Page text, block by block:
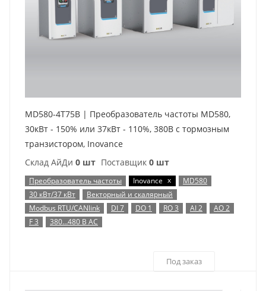
MD580-4T75B | Преобразователь частоты MD580,
30кВт - 150% или 37кВт - 110%, 380В с тормозным
транзистором, Inovance
Склад АйДи 0 шт Поставщик 0 шт
Преобразователь частоты Inovance x
MD580
30 кВт/37 кВт
Векторный и скалярный
Modbus RTU/CANlink
DI 7 DO 1 RO 3 AI 2
AO 2
F 3
380…480 В AC
Под заказ